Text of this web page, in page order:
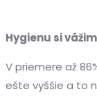
Hygienu si
V priemere až
ešte vyššie a to